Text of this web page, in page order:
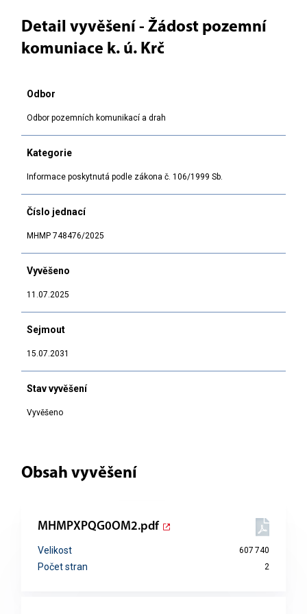
Detail vyvěšení - Žádost pozemní
komuniace k. ú. Krč
Odbor
Odbor pozemních komunikací a drah
Kategorie
Informace poskytnutá podle zákona č. 106/1999 Sb.
Číslo jednací
MHMP 748476/2025
Vyvěšeno
11.07.2025
Sejmout
15.07.2031
Stav vyvěšení
Vyvěšeno
Obsah vyvěšení
MHMPXPQG0OM2.pdf
Velikost 607 740
Počet stran 2